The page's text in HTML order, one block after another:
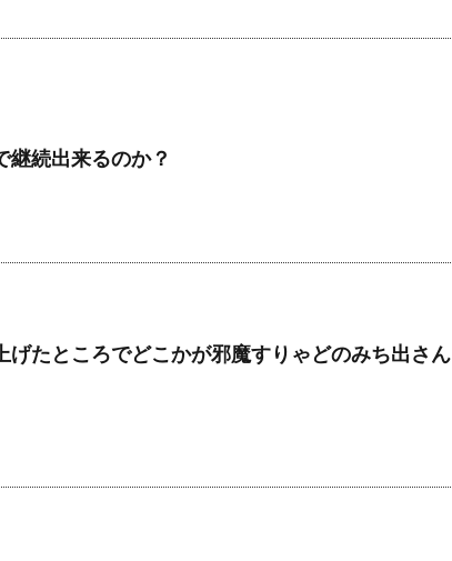
継続出来るのか？
げたところでどこかが邪魔すりゃどのみち出さん